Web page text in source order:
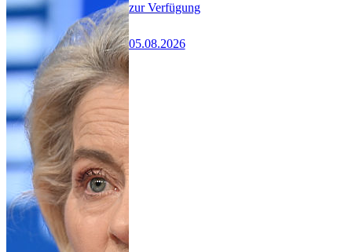
zur Verfügung
05.08.2026